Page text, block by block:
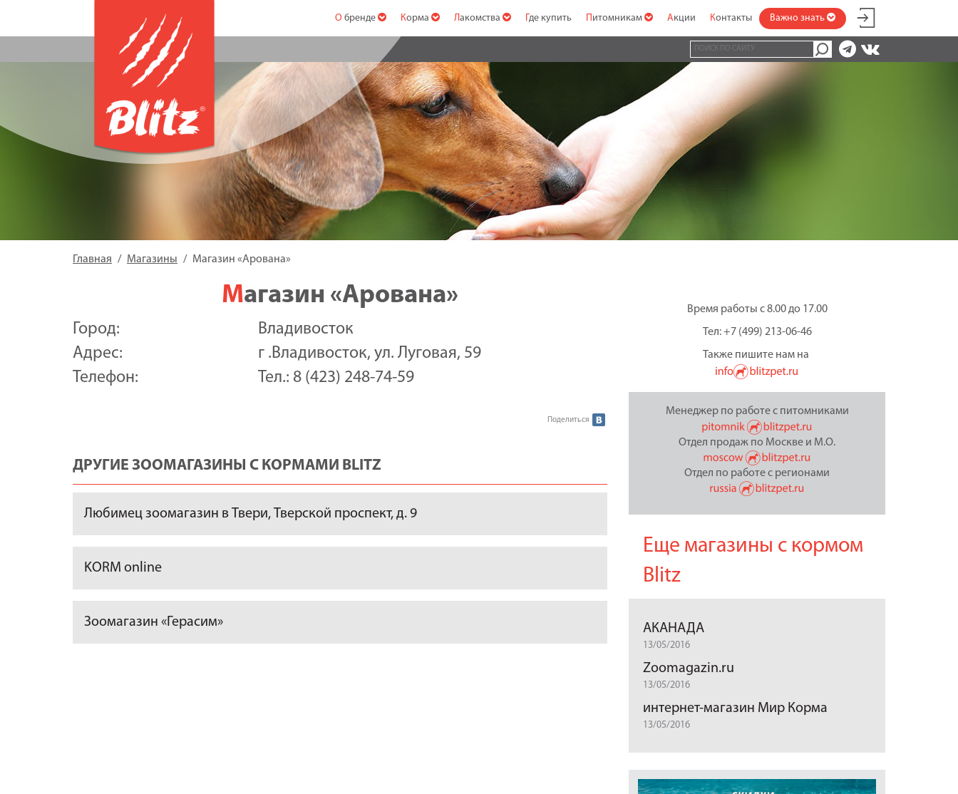
О бренде Корма Лакомства Где купить Питомникам Акции Контакты Важно знать
Главная Магазины Магазин «Арована»
Магазин «Арована»
Город:
Владивосток
Адрес:
г .Владивосток, ул. Луговая, 59
Телефон:
Тел.: 8 (423) 248-74-59
Поделиться
ДРУГИЕ ЗООМАГАЗИНЫ С КОРМАМИ BLITZ
Любимец зоомагазин в Твери, Тверской проспект, д. 9
KORM online
Зоомагазин «Герасим»
Время работы с 8.00 до 17.00
Тел: +7 (499) 213-06-46
Также пишите нам на
Менеджер по работе с питомниками
Отдел продаж по Москве и М.О.
Отдел по работе с регионами
Еще магазины с кормом
Blitz
АКАНАДА
13/05/2016
Zoomagazin.ru
13/05/2016
интернет-магазин Мир Корма
13/05/2016